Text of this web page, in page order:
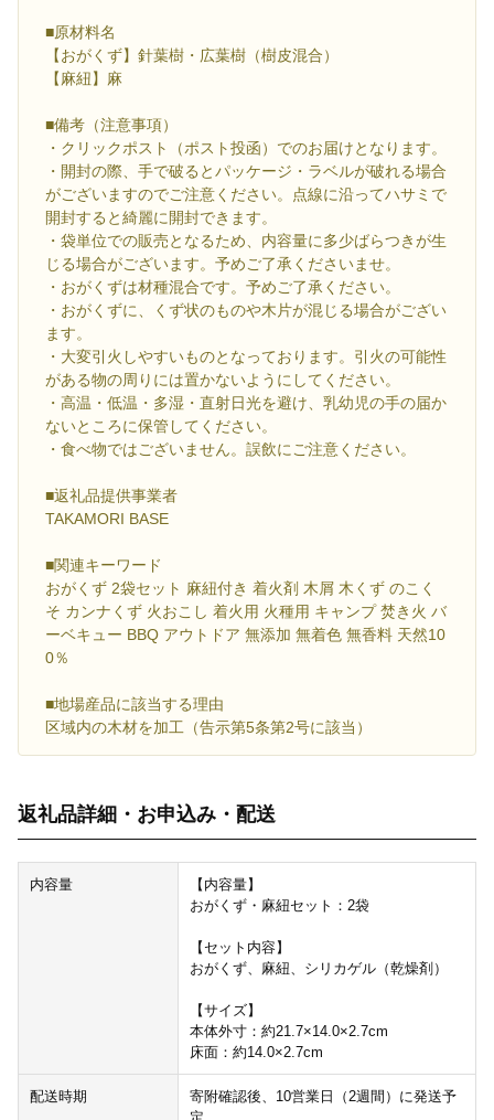
■原材料名
【おがくず】針葉樹・広葉樹（樹皮混合）
【麻紐】麻
■備考（注意事項）
・クリックポスト（ポスト投函）でのお届けとなります。
・開封の際、手で破るとパッケージ・ラベルが破れる場合
がございますのでご注意ください。点線に沿ってハサミで
開封すると綺麗に開封できます。
・袋単位での販売となるため、内容量に多少ばらつきが生
じる場合がございます。予めご了承くださいませ。
・おがくずは材種混合です。予めご了承ください。
・おがくずに、くず状のものや木片が混じる場合がござい
ます。
・大変引火しやすいものとなっております。引火の可能性
がある物の周りには置かないようにしてください。
・高温・低温・多湿・直射日光を避け、乳幼児の手の届か
ないところに保管してください。
・食べ物ではございません。誤飲にご注意ください。
■返礼品提供事業者
TAKAMORI BASE
■関連キーワード
おがくず 2袋セット 麻紐付き 着火剤 木屑 木くず のこく
そ カンナくず 火おこし 着火用 火種用 キャンプ 焚き火 バ
ーベキュー BBQ アウトドア 無添加 無着色 無香料 天然10
0％
■地場産品に該当する理由
区域内の木材を加工（告示第5条第2号に該当）
返礼品詳細・お申込み・配送
内容量
【内容量】
おがくず・麻紐セット：2袋
【セット内容】
おがくず、麻紐、シリカゲル（乾燥剤）
【サイズ】
本体外寸：約21.7×14.0×2.7cm
床面：約14.0×2.7cm
配送時期
寄附確認後、10営業日（2週間）に発送予